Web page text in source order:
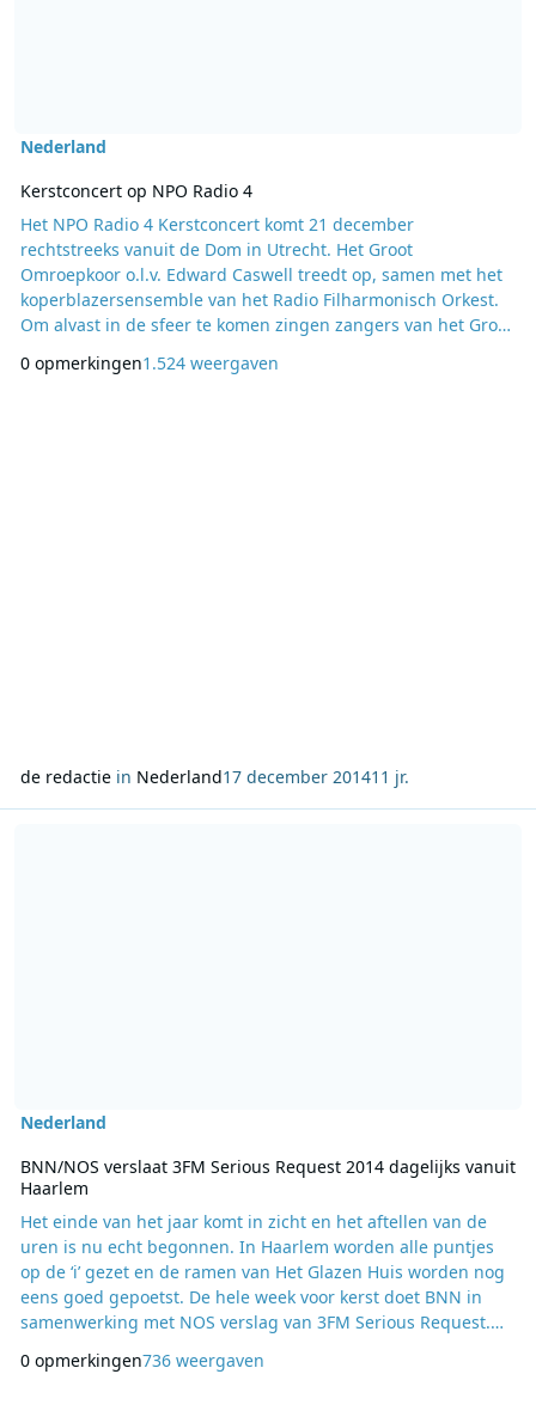
Nederland
Kerstconcert op NPO Radio 4
Het NPO Radio 4 Kerstconcert komt 21 december
rechtstreeks vanuit de Dom in Utrecht. Het Groot
Omroepkoor o.l.v. Edward Caswell treedt op, samen met het
koperblazersensemble van het Radio Filharmonisch Orkest.
Om alvast in de sfeer te komen zingen zangers van het Groot
Utrecht Centraal. Het is voor de eerste keer dat een pianist
0 opmerkingen1.524 weergaven
de redactiein Nederland17 december 201411 jr.
Nederland
BNN/NOS verslaat 3FM Serious Request 2014 dagelijks vanuit
Haarlem
Het einde van het jaar komt in zicht en het aftellen van de
uren is nu echt begonnen. In Haarlem worden alle puntjes
op de ‘i’ gezet en de ramen van Het Glazen Huis worden nog
eens goed gepoetst. De hele week voor kerst doet BNN in
samenwerking met NOS verslag van 3FM Serious Request.
voet. Ze ontvangt BN’ers die zich inzetten voor de actie en ze
0 opmerkingen736 weergaven